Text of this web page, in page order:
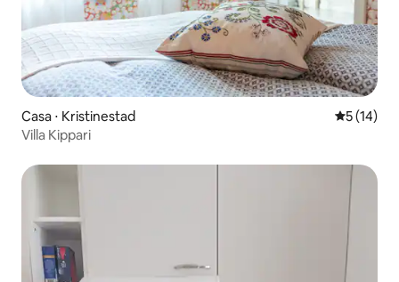
Casa ⋅ Kristinestad 5 de uma
5 (14)
Villa Kippari